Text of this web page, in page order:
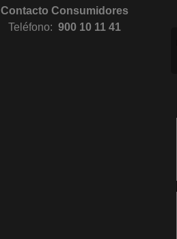
Contacto Consumidores
Teléfono:900 10 11 41